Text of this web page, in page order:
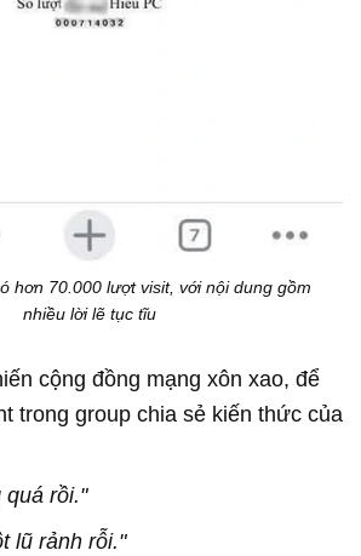
hơn 70.000 lượt visit, với nội dung gồm
nhiều lời lẽ tục tĩu
cộng đồng mạng xôn xao, để
trong group chia sẻ kiến thức của
quá rồi."
lũ rảnh rỗi."